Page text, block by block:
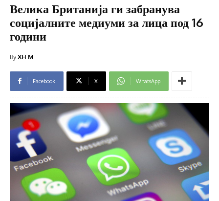
Велика Британија ги забранува
социјалните медиуми за лица под 16
години
ByXH M
Facebook X WhatsApp